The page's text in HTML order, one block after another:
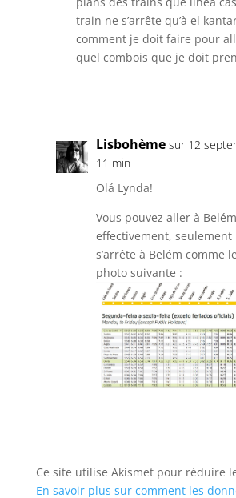
train ne s’arrête qu’à el
comment je doit faire pour
quel combois que je doit
Lisbohème sur 12
11 min
Olá Lynda!
Vous pouvez aller à
effectivement,
s’arrête à Belém comme
photo suivante :
Ce site utilise Akismet pour réduire
En savoir plus sur comment les